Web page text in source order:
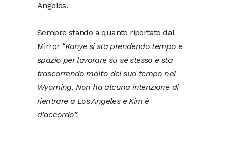
Angeles.
Sempre stando a quanto riportato dal
Mirror “Kanye si sta prendendo tempo e
spazio per lavorare su se stesso e sta
trascorrendo molto del suo tempo nel
Wyoming. Non ha alcuna intenzione di
rientrare a Los Angeles e Kim è
d’accordo”.